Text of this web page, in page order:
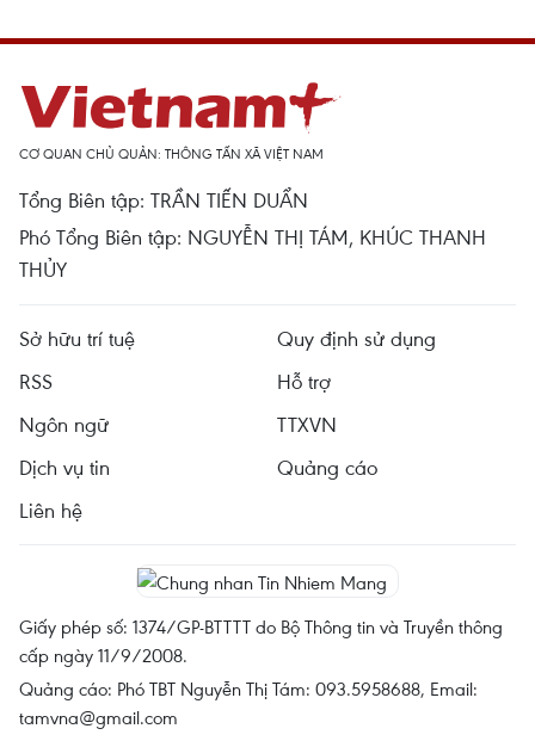
CƠ QUAN CHỦ QUẢN: THÔNG TẤN XÃ VIỆT NAM
Tổng Biên tập: TRẦN TIẾN DUẨN
Phó Tổng Biên tập: NGUYỄN THỊ TÁM, KHÚC THANH
THỦY
Sở hữu trí tuệ
Quy định sử dụng
RSS
Hỗ trợ
Ngôn ngữ
TTXVN
Dịch vụ tin
Quảng cáo
Liên hệ
Giấy phép số: 1374/GP-BTTTT do Bộ Thông tin và Truyền thông
cấp ngày 11/9/2008.
Quảng cáo: Phó TBT Nguyễn Thị Tám: 093.5958688, Email:
tamvna@gmail.com